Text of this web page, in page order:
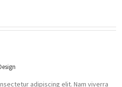
adipiscing elit. Nam viverra